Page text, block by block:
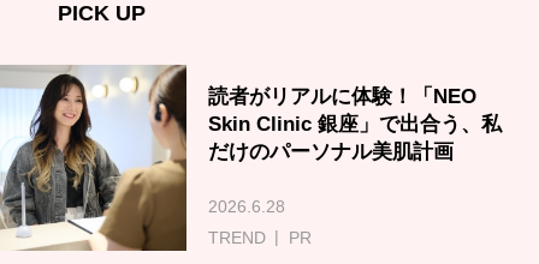
PICK UP
読者がリアルに体験！「NEO
Skin Clinic 銀座」で出合う、私
だけのパーソナル美肌計画
2026.6.28
TREND
PR